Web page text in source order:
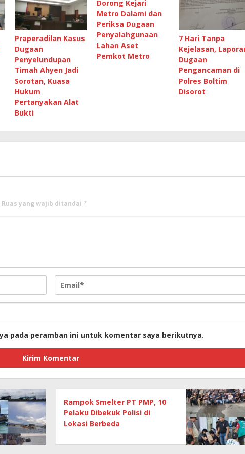
Praperadilan Kasus
Dugaan
Penyelundupan
Timah Ahyen Jadi
Sorotan, Kuasa
Hukum
Pertanyakan Alat
Bukti
Dorong Kejari
Metro Dalami dan
Periksa Dugaan
Penyalahgunaan
Lahan Aset
Pemkot Metro
7 Hari Tanpa
Kejelasan,
Dugaan
Pengancaman di
Polres Boltim
Disorot
Ruas yang wajib ditandai *
pada peramban ini untuk komentar saya berikutnya.
Rampok Smelter PT PMP, 10
Pelaku Dibekuk Polisi di
Lokasi Berbeda